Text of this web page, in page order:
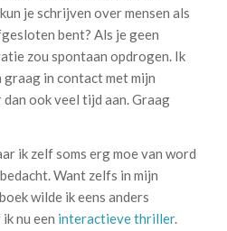
je schrijven over mensen als
bent? Als je geen
zou spontaan opdrogen. Ik
graag in contact met mijn
dan ook veel tijd aan. Graag
ik zelf soms erg moe van word
Want zelfs in mijn
wilde ik eens anders
nu een interactieve thriller.